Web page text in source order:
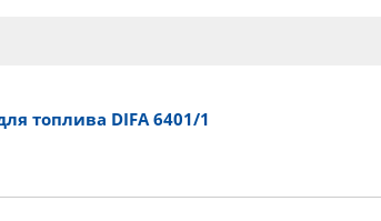
топлива DIFA 6401/1